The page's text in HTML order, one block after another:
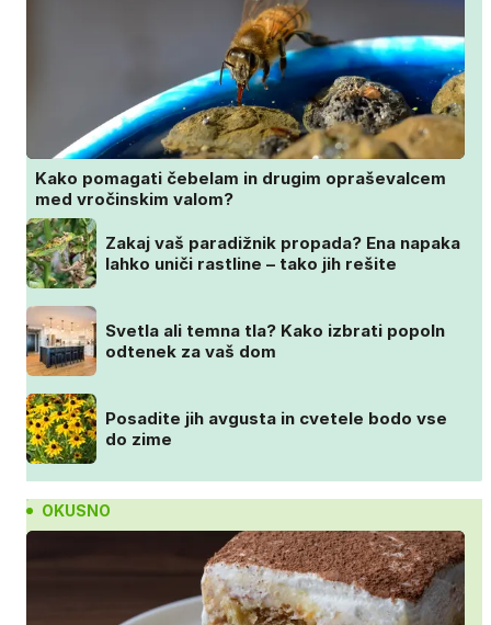
Kako pomagati čebelam in drugim opraševalcem
med vročinskim valom?
Zakaj vaš paradižnik propada? Ena napaka
lahko uniči rastline – tako jih rešite
Svetla ali temna tla? Kako izbrati popoln
odtenek za vaš dom
Posadite jih avgusta in cvetele bodo vse
do zime
OKUSNO